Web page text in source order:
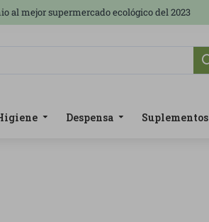
al mejor supermercado ecológico del 2023
Despensa Suplementos